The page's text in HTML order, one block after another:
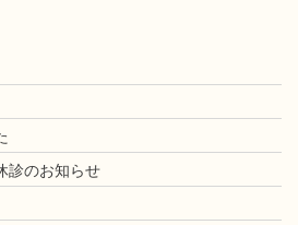
診のお知らせ